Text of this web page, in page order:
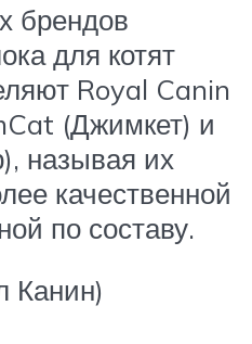
брендов
для котят
Royal Canin
(Джимкет) и
называя их
качественной
по составу.
Канин)